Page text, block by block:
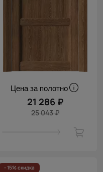
Цена за полотно
21 286 ₽
25 043 ₽
- 15% скидка